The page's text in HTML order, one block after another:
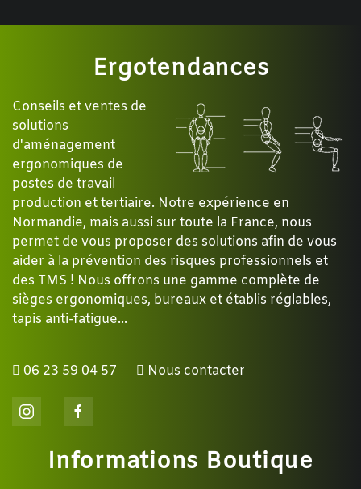
Ergotendances
Conseils et ventes de
solutions
d'aménagement
ergonomiques de
postes de travail
production et tertiaire. Notre expérience en
Normandie, mais aussi sur toute la France, nous
permet de vous proposer des solutions afin de vous
aider à la prévention des risques professionnels et
des TMS ! Nous offrons une gamme complète de
sièges ergonomiques, bureaux et établis réglables,
tapis anti-fatigue...
06 23 59 04 57 Nous contacter
Informations Boutique